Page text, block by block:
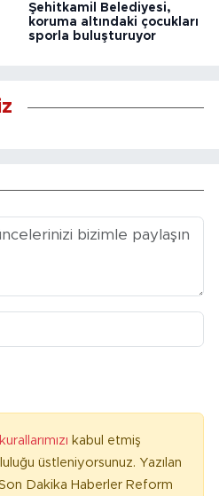
Şehitkamil Belediyesi,
koruma altındaki çocukları
sporla buluşturuyor
kabul etmiş
üstleniyorsunuz. Yazılan
Dakika Haberler Reform